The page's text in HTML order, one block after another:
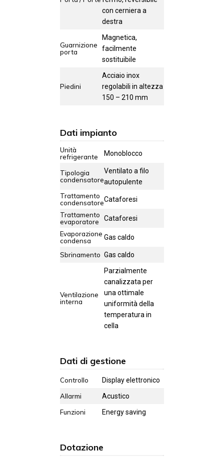
con cerniera a
destra
Guarnizione
porta
Magnetica,
facilmente
sostituibile
Piedini
Acciaio inox
regolabili in altezza
150 – 210 mm
Dati impianto
Unità
refrigerante
Monoblocco
Tipologia
condensatore
Ventilato a filo
autopulente
Trattamento
condensatoreCataforesi
Trattamento
evaporatore
Cataforesi
Evaporazione
condensa
Gas caldo
Sbrinamento Gas caldo
Ventilazione
interna
Parzialmente
canalizzata per
una ottimale
uniformità della
temperatura in
cella
Dati di gestione
Controllo
Display elettronico
Allarmi
Acustico
Funzioni
Energy saving
Dotazione